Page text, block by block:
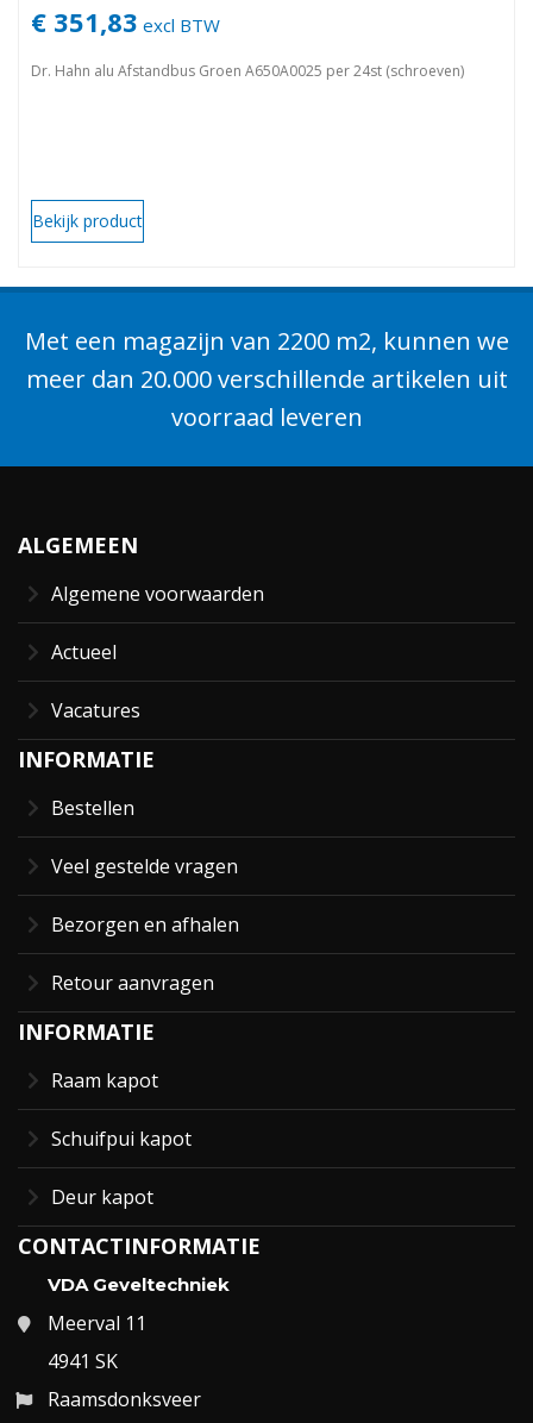
€ 351,83 excl BTW
Dr. Hahn alu Afstandbus Groen A650A0025 per 24st (schroeven)
Bekijk product
Met een magazijn van 2200 m2, kunnen we
meer dan 20.000 verschillende artikelen uit
voorraad leveren
ALGEMEEN
Algemene voorwaarden
Actueel
Vacatures
INFORMATIE
Bestellen
Veel gestelde vragen
Bezorgen en afhalen
Retour aanvragen
INFORMATIE
Raam kapot
Schuifpui kapot
Deur kapot
CONTACTINFORMATIE
VDA Geveltechniek
Meerval 11
4941 SK
Raamsdonksveer